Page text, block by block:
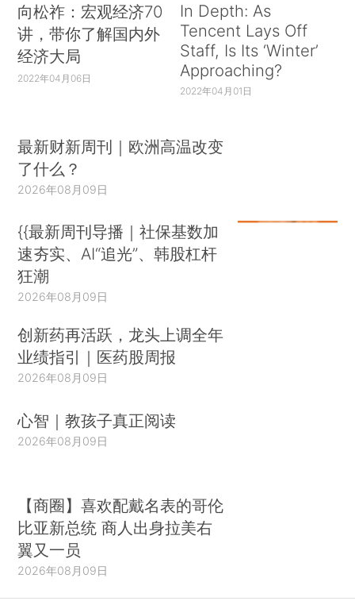
向松祚：宏观经济70
讲，带你了解国内外
经济大局
2022年04月06日
In Depth: As
Tencent Lays Off
Staff, Is Its ‘Winter’
Approaching?
2022年04月01日
最新财新周刊｜欧洲高温改变
了什么？
2026年08月09日
{{最新周刊导播｜社保基数加
速夯实、AI“追光”、韩股杠杆
狂潮
2026年08月09日
创新药再活跃，龙头上调全年
业绩指引｜医药股周报
2026年08月09日
心智｜教孩子真正阅读
2026年08月09日
【商圈】喜欢配戴名表的哥伦
比亚新总统 商人出身拉美右
翼又一员
2026年08月09日